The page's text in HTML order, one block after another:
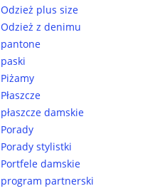
Odzież plus size
Odzież z denimu
pantone
paski
Piżamy
Płaszcze
płaszcze damskie
Porady
Porady stylistki
Portfele damskie
program partnerski